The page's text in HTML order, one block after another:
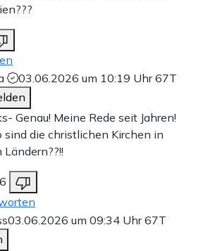
03.06.2026 um 10:19 Uhr67T
Genau! Meine Rede seit Jahren!
sind die christlichen Kirchen in
Ländern??!!
03.06.2026 um 09:34 Uhr67T